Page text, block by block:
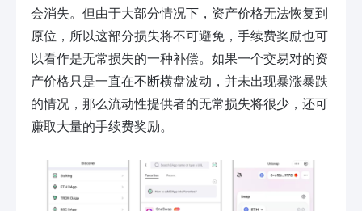
会消失。但由于大部分情况下，资产价格无法恢复到
原位，所以这部分损失将不可避免，手续费奖励也可
以看作是无常损失的一种补偿。如果一个交易对的资
产价格只是一直在不断横盘波动，并未出现暴涨暴跌
的情况，那么流动性提供者的无常损失将很少，还可
赚取大量的手续费奖励。